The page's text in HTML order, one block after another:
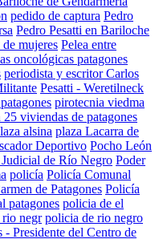
pedido de captura Pedro
Pedro Pesatti en Bariloche
mujeres Pelea entre
oncológicas patagones
periodista y escritor Carlos
Pesatti - Weretilneck
pirotecnia viedma
25 viviendas de patagones
alsina plaza Lacarra de
Deportivo Pocho León
de Río Negro Poder
policía Policía Comunal
de Patagones Policía
patagones policia de el
negr policia de rio negro
Presidente del Centro de